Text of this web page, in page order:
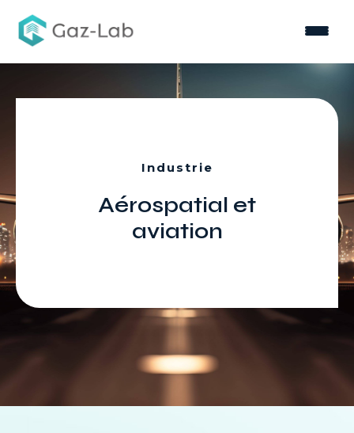
Nos solutions
Industrie
Aérospatial et
aviation
Accueil Aérospatial et aviation